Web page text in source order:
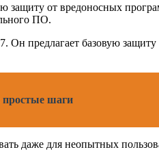
защиту от вредоносных
ПО.
предлагает базовую
шаги
даже для неопытных